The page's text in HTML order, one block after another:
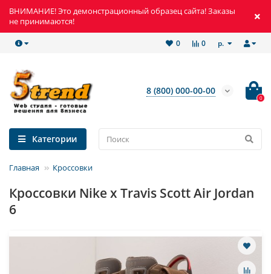
ВНИМАНИЕ! Это демонстрационный образец сайта! Заказы
не принимаются!
р.
0
0
8 (800) 000-00-00
0
Категории
Главная Кроссовки
Кроссовки Nike x Travis Scott Air Jordan
6